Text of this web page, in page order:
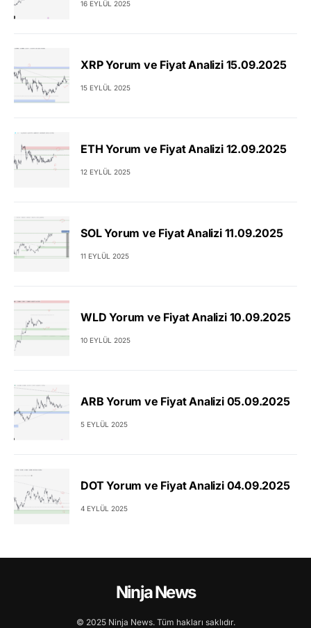
16 EYLÜL 2025
XRP Yorum ve Fiyat Analizi 15.09.2025
15 EYLÜL 2025
ETH Yorum ve Fiyat Analizi 12.09.2025
12 EYLÜL 2025
SOL Yorum ve Fiyat Analizi 11.09.2025
11 EYLÜL 2025
WLD Yorum ve Fiyat Analizi 10.09.2025
10 EYLÜL 2025
ARB Yorum ve Fiyat Analizi 05.09.2025
5 EYLÜL 2025
DOT Yorum ve Fiyat Analizi 04.09.2025
4 EYLÜL 2025
Ninja News
© 2025 Ninja News. Tüm hakları saklıdır.